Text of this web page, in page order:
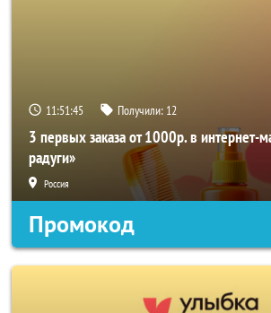
11:51:44 Получили: 12
3 первых заказа от 1000р. в интернет-
радуги»
Россия
Промокод